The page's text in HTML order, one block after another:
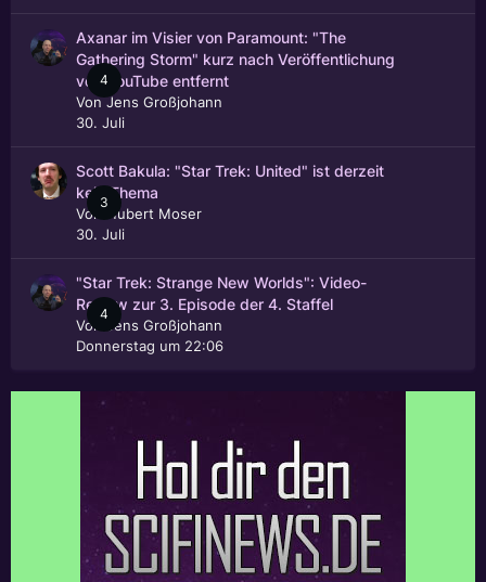
4
Axanar im Visier von Paramount: "The
Gathering Storm" kurz nach Veröffentlichung
von YouTube entfernt
VonJens Großjohann
30. Juli
3
Scott Bakula: "Star Trek: United" ist derzeit
kein Thema
Von
Hubert Moser
30. Juli
4
"Star Trek: Strange New Worlds": Video-
Review zur 3. Episode der 4. Staffel
Von
Jens Großjohann
Donnerstag um 22:06